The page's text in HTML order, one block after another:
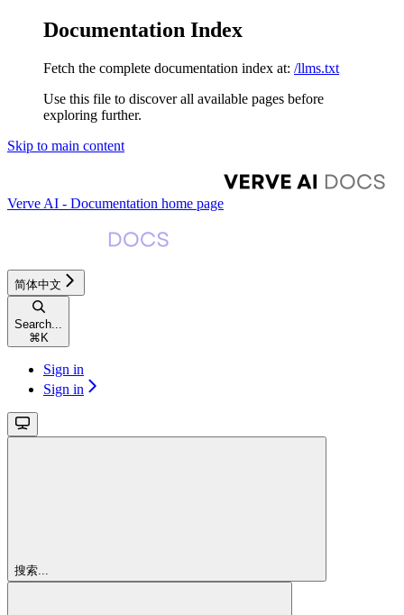
Documentation Index
Fetch the complete documentation index at: /llms.txt
Use this file to discover all available pages before
exploring further.
Skip to main content
Verve AI - Documentation home page
简体中文
Search...
⌘ K
Sign in
Sign in
搜索...